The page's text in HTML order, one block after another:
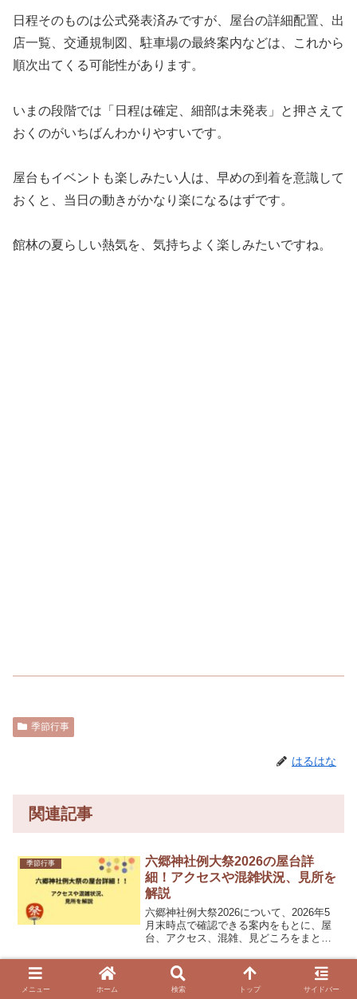
日程そのものは公式発表済みですが、屋台の詳細配置、出
店一覧、交通規制図、駐車場の最終案内などは、これから
順次出てくる可能性があります。
いまの段階では「日程は確定、細部は未発表」と押さえて
おくのがいちばんわかりやすいです。
屋台もイベントも楽しみたい人は、早めの到着を意識して
おくと、当日の動きがかなり楽になるはずです。
館林の夏らしい熱気を、気持ちよく楽しみたいですね。
季節行事
はるはな
関連記事
季節行事
六郷神社例大祭2026の屋台詳
細！アクセスや混雑状況、見所を
解説
六郷神社例大祭2026について、2026年5
月末時点で確認できる案内をもとに、屋
台、アクセス、混雑、見どころをまとめ
べていると、公式情報が出そろう前の時
期は、どこまで分かっているのかが気に
なります。そこで...
毛越寺あやめまつり2026のコス
プレ企画概要！予約、参加費など
メニュー ホーム 検索 トップ サイドバー